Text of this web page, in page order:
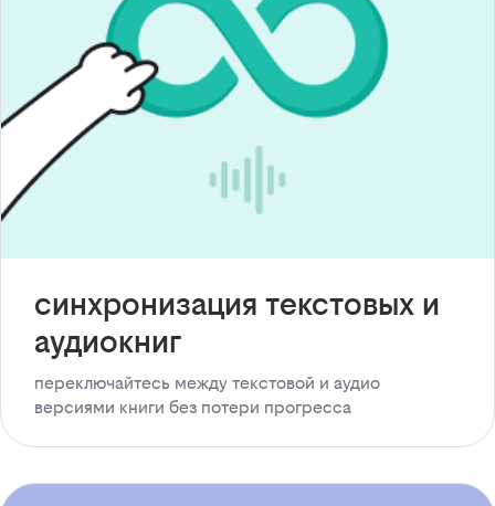
синхронизация текстовых и
аудиокниг
переключайтесь между текстовой и аудио
версиями книги без потери прогресса